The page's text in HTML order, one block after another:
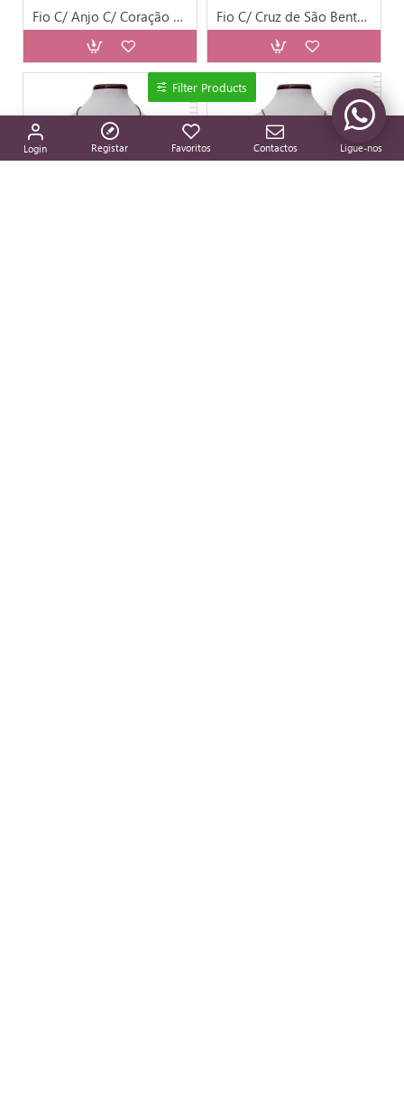
Fio C/ Anjo C/ Coração em Madeira Fio C/ Cruz de São Bento M. Oliveira Cristo Nikelado
Login Registar Favoritos Contactos Ligue-nos
Filter Products